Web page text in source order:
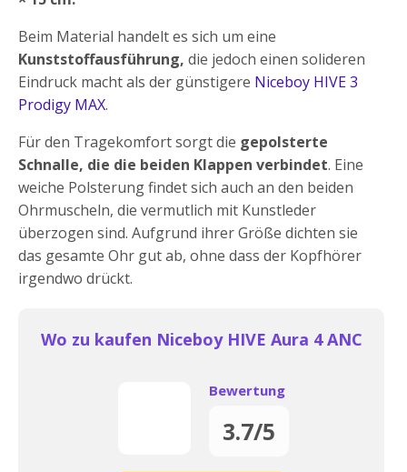
Beim Material handelt es sich um eine
Kunststoffausführung, die jedoch einen solideren
Eindruck macht als der günstigere Niceboy HIVE 3
Prodigy MAX.
Für den Tragekomfort sorgt die gepolsterte
Schnalle, die die beiden Klappen verbindet. Eine
weiche Polsterung findet sich auch an den beiden
Ohrmuscheln, die vermutlich mit Kunstleder
überzogen sind. Aufgrund ihrer Größe dichten sie
das gesamte Ohr gut ab, ohne dass der Kopfhörer
irgendwo drückt.
Wo zu kaufen Niceboy HIVE Aura 4 ANC
Bewertung
3.7/5